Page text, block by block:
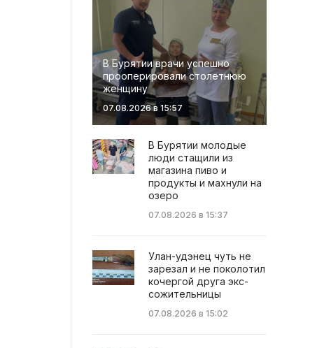
В Бурятии врачи успешно
прооперировали столетнюю
женщину
07.08.2026 в 15:57
В Бурятии молодые
люди стащили из
магазина пиво и
продукты и махнули на
озеро
07.08.2026 в 15:37
Улан-удэнец чуть не
зарезал и не поколотил
кочергой друга экс-
сожительницы
07.08.2026 в 15:02